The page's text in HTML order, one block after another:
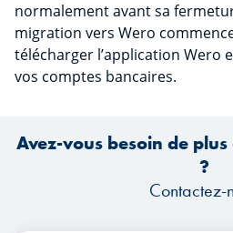
normalement avant sa
migration vers Wero
télécharger l’application Wero
vos comptes bancaires.
Avez-vous besoin de
?
Contactez-